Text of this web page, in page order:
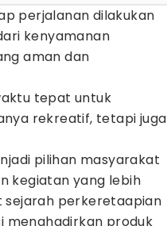
perjalanan dilakukan
kenyamanan
aman dan
tepat untuk
rekreatif, tetapi juga
pilihan masyarakat
kegiatan yang lebih
sejarah perkeretaapian
menghadirkan produk